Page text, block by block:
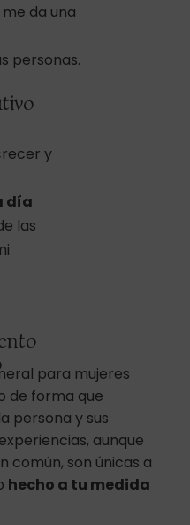
da una
personas.
y
día
las
para mujeres
de forma que
persona y sus
aunque
común, son únicas a
hecho a tu medida